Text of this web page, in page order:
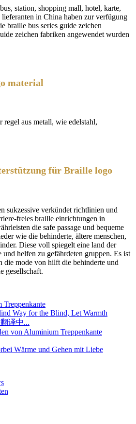
station, shopping mall, hotel, karte,
lieferanten in China haben zur verfügung
braille bus series guide zeichen
zeichen fabriken angewendet wurden
material
aus metall, wie edelstahl,
für Braille logo
sukzessive verkündet richtlinien und
freies braille einrichtungen in
die safe passage und bequeme
wie die behinderte, ältere menschen,
Diese voll spiegelt eine land der
und helfen zu gefährdeten gruppen. Es ist
mode von hilft die behinderte und
gesellschaft.
Treppenkante
Way for the Blind, Let Warmth
翻译中...
von Aluminium Treppenkante
Wärme und Gehen mit Liebe